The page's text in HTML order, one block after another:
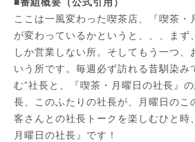
ここは一風変わった喫茶店、『喫茶・
が変わっているかというと、、、まず
しか営業しない所。そしてもう一つ、
いう所です。毎週必ず訪れる昔馴染み
む”社長と、『喫茶・月曜日の社長』
長、このふたりの社長が、月曜日のこ
客さんとの社長トークを楽しむひと時
月曜日の社長』です！